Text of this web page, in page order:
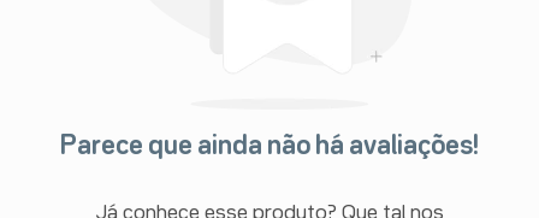
Parece que ainda não há avaliações!
Já conhece esse produto? Que tal nos